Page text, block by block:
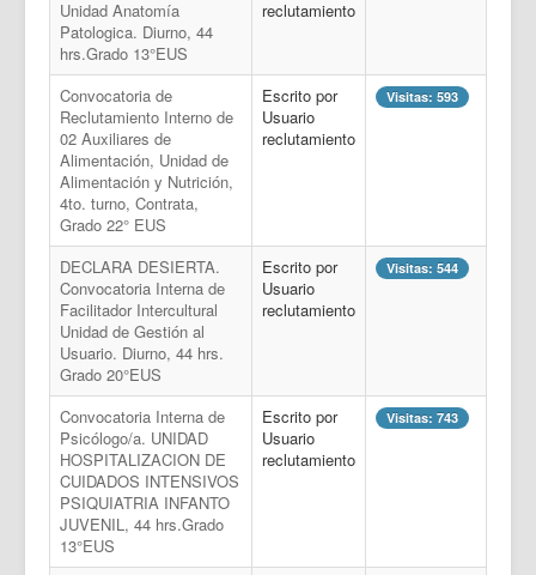
Unidad Anatomía
Patologica. Diurno, 44
hrs.Grado 13°EUS
reclutamiento
Convocatoria de
Reclutamiento Interno de
02 Auxiliares de
Alimentación, Unidad de
Alimentación y Nutrición,
4to. turno, Contrata,
Grado 22° EUS
Escrito por
Usuario
reclutamiento
Visitas: 593
DECLARA DESIERTA.
Convocatoria Interna de
Facilitador Intercultural
Unidad de Gestión al
Usuario. Diurno, 44 hrs.
Grado 20°EUS
Escrito por
Usuario
reclutamiento
Visitas: 544
Convocatoria Interna de
Psicólogo/a. UNIDAD
HOSPITALIZACION DE
CUIDADOS INTENSIVOS
PSIQUIATRIA INFANTO
JUVENIL, 44 hrs.Grado
13°EUS
Escrito por
Usuario
reclutamiento
Visitas: 743